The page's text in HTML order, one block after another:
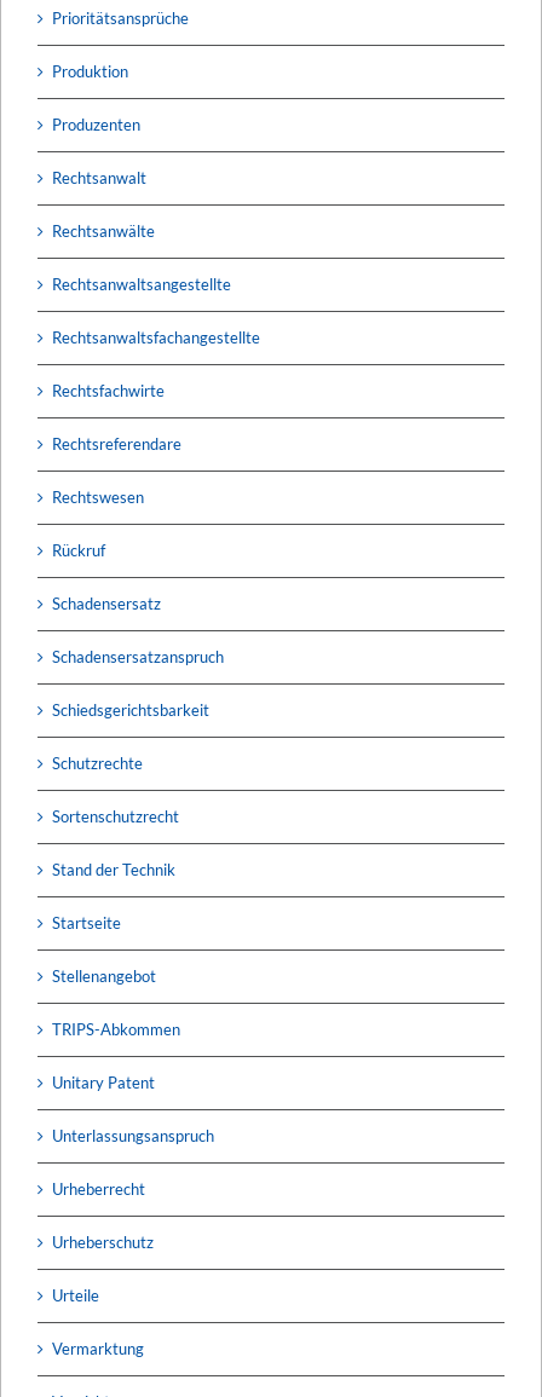
Prioritätsansprüche
Produktion
Produzenten
Rechtsanwalt
Rechtsanwälte
Rechtsanwaltsangestellte
Rechtsanwaltsfachangestellte
Rechtsfachwirte
Rechtsreferendare
Rechtswesen
Rückruf
Schadensersatz
Schadensersatzanspruch
Schiedsgerichtsbarkeit
Schutzrechte
Sortenschutzrecht
Stand der Technik
Startseite
Stellenangebot
TRIPS-Abkommen
Unitary Patent
Unterlassungsanspruch
Urheberrecht
Urheberschutz
Urteile
Vermarktung